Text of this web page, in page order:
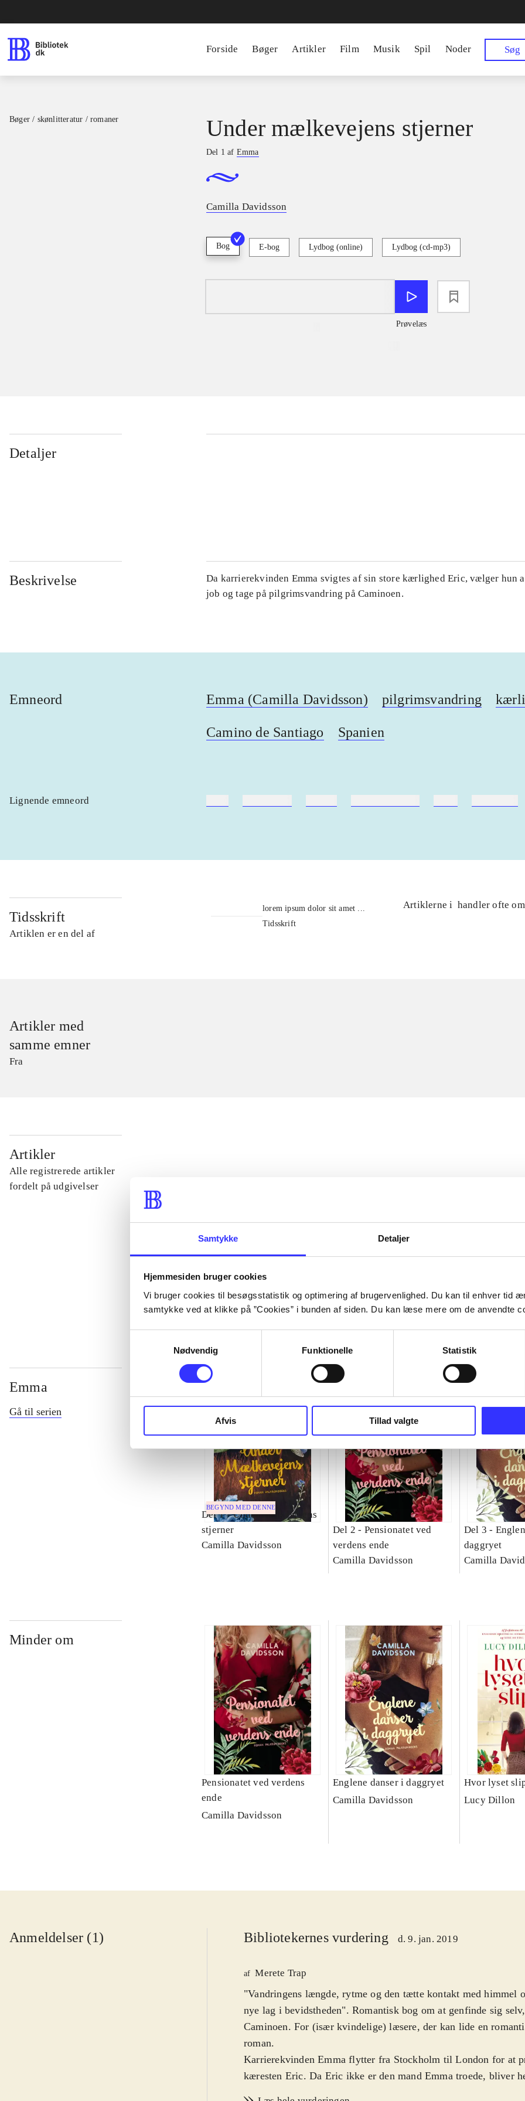
Samtykke Detaljer
Hjemmesiden bruger cookies
Vi bruger cookies til besøgsstatistik og optimering af brugervenlighed. Du kan til enhver tid
samtykke ved at klikke på ”Cookies” i bunden af siden. Du kan læse mere om de anvendte
Nødvendig
Funktionelle Statistik
Afvis Tillad valgte
Forside Bøger Artikler Film Musik Spil Noder Søg
Bøger / skønlitteratur / romaner Under mælkevejens stjerner
Del 1 af Emma
Camilla Davidsson
Bog E-bog Lydbog (online) Lydbog (cd-mp3)
Prøvelæs
Detaljer
Beskrivelse
Da karrierekvinden Emma svigtes af sin store kærlighed Eric, vælger hun
job og tage på pilgrimsvandring på Caminoen.
Emneord Emma (Camilla Davidsson) pilgrimsvandring
Camino de Santiago Spanien
Lignende emneord
Tidsskrift
Artiklen er en del af
lorem ipsum dolor sit amet ...
Tidsskrift
Artiklerne i handler ofte om
Artikler med
samme emner
Fra
Artikler
Alle registrerede artikler
fordelt på udgivelser
...
...
Emma
Gå til serien
BEGYND MED DENNE
Del 1 -Under mælkevejens
stjerner
Camilla Davidsson
Del 2 - Pensionatet ved
verdens ende
Camilla Davidsson
Del 3 -
daggryet
Camilla
Minder om
Pensionatet ved verdens
ende
Camilla Davidsson
Englene danser i daggryet
Camilla Davidsson
Hvor lyset
Lucy Dillon
Anmeldelser (1) Bibliotekernes vurdering d. 9. jan. 2019
af Merete Trap
"Vandringens længde, rytme og den tætte kontakt med himmel
nye lag i bevidstheden". Romantisk bog om at genfinde sig
Caminoen. For (især kvindelige) læsere, der kan lide en
roman.
Karrierekvinden Emma flytter fra Stockholm til London for at
kæresten Eric. Da Eric ikke er den mand Emma troede, bliver